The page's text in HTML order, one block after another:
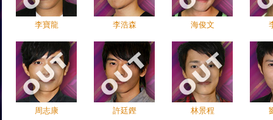
李寶龍 李浩森 海俊文
周志康 許廷鏗 林景程